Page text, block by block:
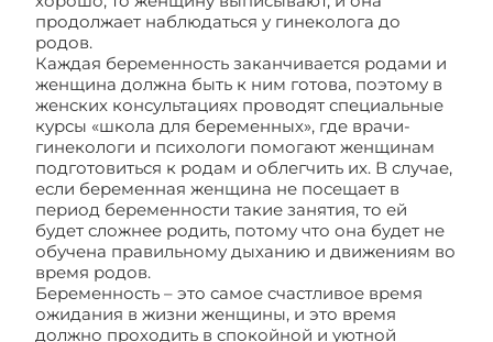
продолжает наблюдаться у гинеколога до
родов.
Каждая беременность заканчивается родами и
женщина должна быть к ним готова, поэтому в
женских консультациях проводят специальные
курсы «школа для беременных», где врачи-
гинекологи и психологи помогают женщинам
подготовиться к родам и облегчить их. В случае,
если беременная женщина не посещает в
период беременности такие занятия, то ей
будет сложнее родить, потому что она будет не
обучена правильному дыханию и движениям во
время родов.
Беременность – это самое счастливое время
ожидания в жизни женщины, и это время
должно проходить в спокойной и уютной